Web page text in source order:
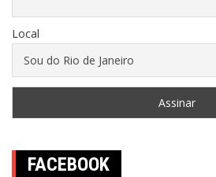
Local
FACEBOOK